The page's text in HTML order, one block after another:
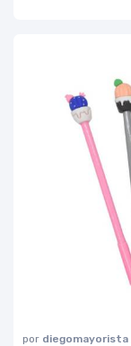
por diegomayorista